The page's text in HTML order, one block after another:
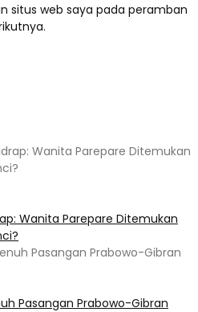
situs web saya pada peramban
Wanita Parepare Ditemukan
Pasangan Prabowo-Gibran